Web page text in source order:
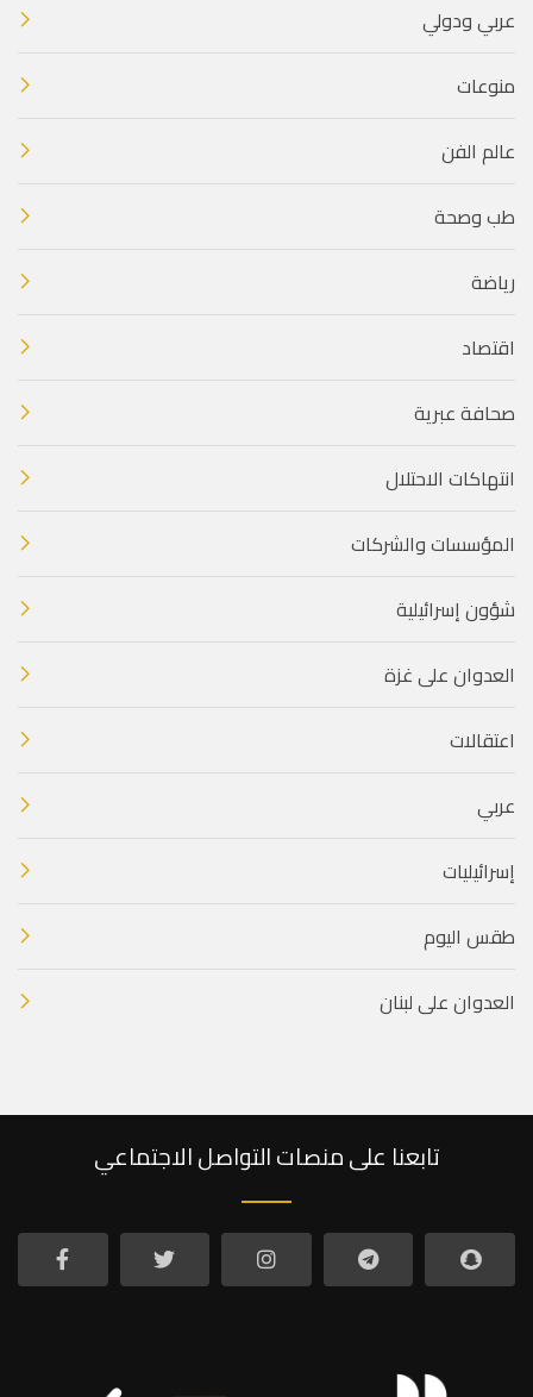
عربي ودولي
منوعات
عالم الفن
طب وصحة
رياضة
اقتصاد
صحافة عبرية
انتهاكات الاحتلال
المؤسسات والشركات
شؤون إسرائيلية
العدوان على غزة
اعتقالات
عربي
إسرائيليات
طقس اليوم
العدوان على لبنان
تابعنا على منصات التواصل الاجتماعي